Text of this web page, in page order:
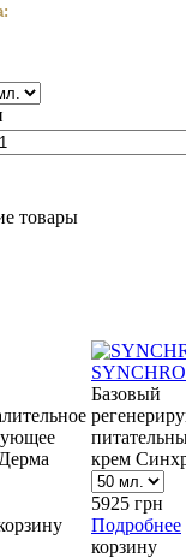
товары
SYNCHRO
Базовый
крем
5925 грн
Подробнее
корзину